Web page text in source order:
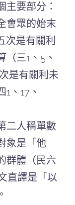
主要部分：
會眾的始末
次是有關利
三1、5、
是有關利未
、17、
二人稱單數
象是「他
群體（民六
直譯是「以